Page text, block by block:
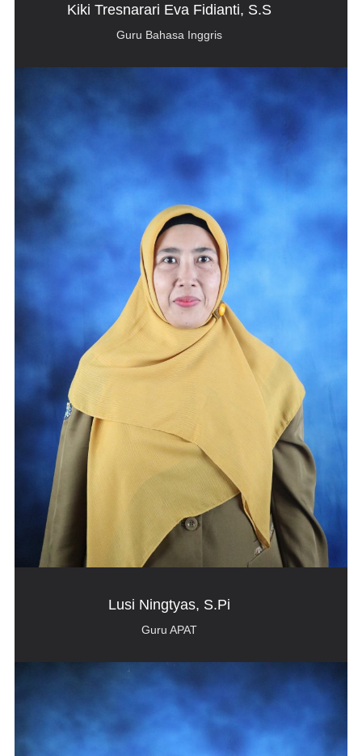
Kiki Tresnarari Eva Fidianti, S.S
Guru Bahasa Inggris
Lusi Ningtyas, S.Pi
Guru APAT